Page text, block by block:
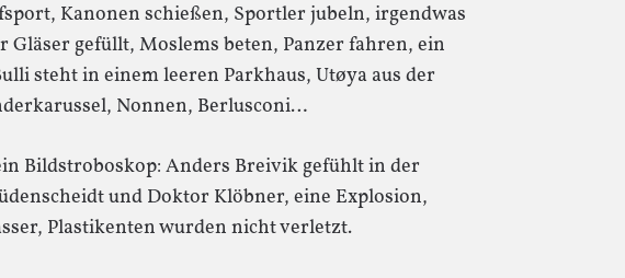
Kanonen schießen, Sportler jubeln, irgendwas
Gläser gefüllt, Moslems beten, Panzer fahren, ein
steht in einem leeren Parkhaus, Utøya aus der
Nonnen, Berlusconi…
Bildstroboskop: Anders Breivik gefühlt in der
und Doktor Klöbner, eine Explosion,
Plastikenten wurden nicht verletzt.